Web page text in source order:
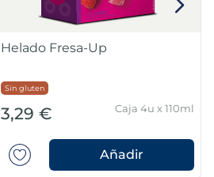
Helado Fresa-Up
Sin gluten
3,29 € Caja 4u x 110ml
Añadir